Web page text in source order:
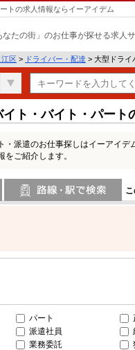
トの求人情報ならイーアイデム
なたの街」のお仕事が探せる求人
江区 > ドライバー・配達 > 大型ドライ
ト・バイト・パート
派遣のお仕事探しはイーアイデ
ご紹介します。
パート
派遣社員
業務委託